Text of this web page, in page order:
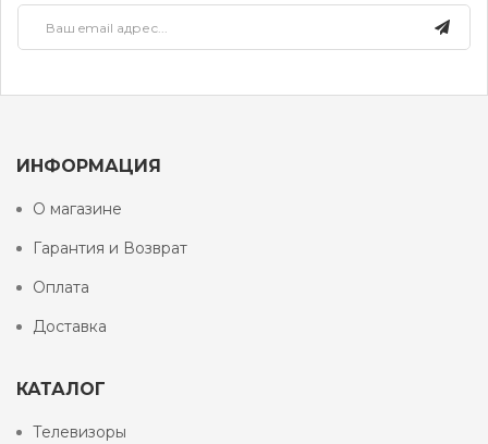
ИНФОРМАЦИЯ
О магазине
Гарантия и Возврат
Оплата
Доставка
КАТАЛОГ
Телевизоры